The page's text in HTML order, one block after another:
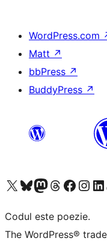
WordPress.com
Matt ↗
bbPress ↗
BuddyPress ↗
Mergi la contul nostru X (fost Twitter)
Vizitează contul nostru Bluesky
Vizitează contul nostru Mastodon
Vizitează contul nostru Threads
Vizitează pagina
Codul este poezie.
The WordPress®